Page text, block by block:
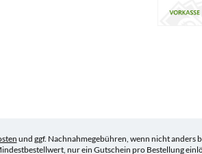
und ggf. Nachnahmegebühren, wenn nicht anders
nur ein Gutschein pro Bestellung